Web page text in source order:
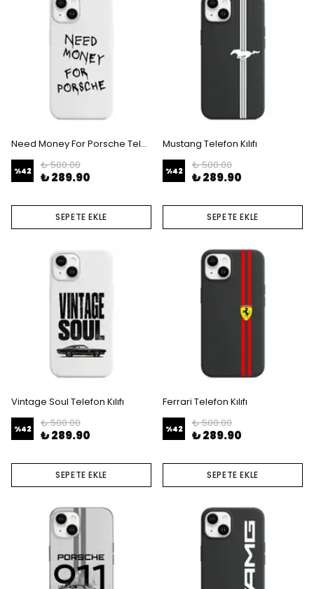
Need Money For Porsche Telefon Kılıfı
%42 ₺ 500.00
₺ 289.90
SEPETE EKLE
Mustang Telefon Kılıfı
%42 ₺ 500.00
₺ 289.90
SEPETE EKLE
Vintage Soul Telefon Kılıfı
%42 ₺ 500.00
₺ 289.90
SEPETE EKLE
Ferrari Telefon Kılıfı
%42 ₺ 500.00
₺ 289.90
SEPETE EKLE